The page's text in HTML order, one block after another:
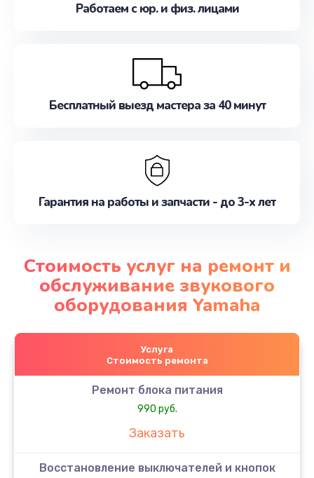
Работаем с юр. и физ. лицами
Бесплатный выезд мастера за 40 минут
Гарантия на работы и запчасти - до 3-х лет
Стоимость услуг на ремонт и
обслуживание звукового
оборудования Yamaha
Услуга
Стоимость ремонта
Ремонт блока питания
990 руб.
Заказать
Восстановление выключателей и кнопок